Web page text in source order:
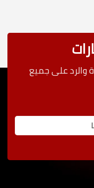
والرد على جميع